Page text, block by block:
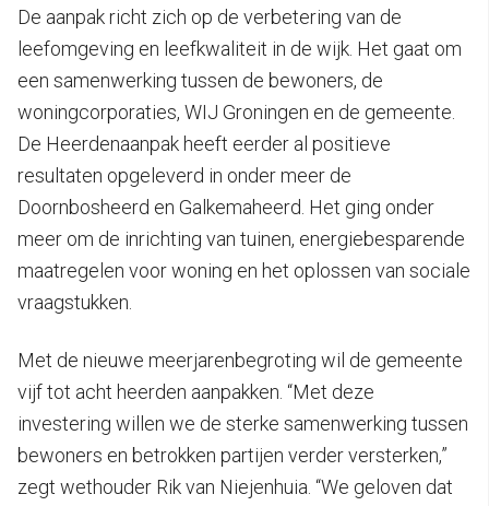
De aanpak richt zich op de verbetering van de
leefomgeving en leefkwaliteit in de wijk. Het gaat om
een samenwerking tussen de bewoners, de
woningcorporaties, WIJ Groningen en de gemeente.
De Heerdenaanpak heeft eerder al positieve
resultaten opgeleverd in onder meer de
Doornbosheerd en Galkemaheerd. Het ging onder
meer om de inrichting van tuinen, energiebesparende
maatregelen voor woning en het oplossen van sociale
vraagstukken.
Met de nieuwe meerjarenbegroting wil de gemeente
vijf tot acht heerden aanpakken. “Met deze
investering willen we de sterke samenwerking tussen
bewoners en betrokken partijen verder versterken,”
zegt wethouder Rik van Niejenhuia. “We geloven dat